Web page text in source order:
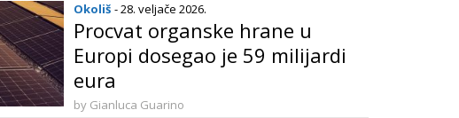
Okoliš - 28. veljače 2026.
Procvat organske hrane u
Europi dosegao je 59 milijardi
eura
by Gianluca Guarino